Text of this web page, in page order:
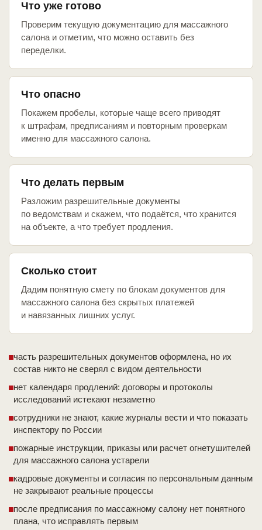
Что уже готово
Проверим текущую документацию для массажного
салона и отметим, что можно оставить без
переделки.
Что опасно
Покажем пробелы, которые чаще всего приводят
к штрафам, предписаниям и повторным проверкам
именно для массажного салона.
Что делать первым
Разложим разрешительные документы
по ведомствам и скажем, что подаётся, что хранится
на объекте, а что требует продления.
Сколько стоит
Дадим понятную смету по блокам документов для
массажного салона без скрытых платежей
и навязанных лишних услуг.
часть разрешительных документов оформлена, но их
состав никто не сверял с видом деятельности
нет календаря продлений: договоры и протоколы
исследований истекают незаметно
сотрудники не знают, какие журналы вести и что показать
инспектору по России
пожарные инструкции, приказы или расчет огнетушителей
для массажного салона устарели
кадровые документы и согласия по персональным данным
не закрывают реальные процессы
после предписания по массажному салону нет понятного
плана, что исправлять первым